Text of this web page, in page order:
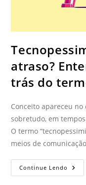
atraso?
trás do
Conceito apareceu
sobretudo, em
O termo
meios de
Continue Lendo